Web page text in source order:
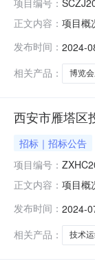
正文内容： 项目概
称：在
发布时间： 2024-
相关产品：
博览
西安市雁塔区
招标｜招标公告
项目编号：
正文内容： 项目概
算金额
服*。
发布时间： 2024-
相关产品：
技术